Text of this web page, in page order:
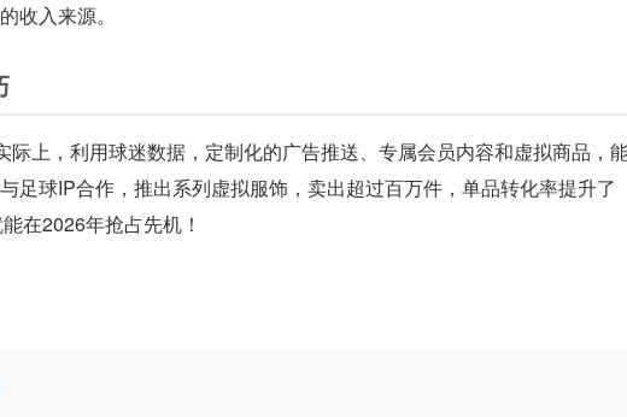
收入来源。
际上，利用球迷数据，定制化的广告推送、专属会员内容和虚拟商品，
足球IP合作，推出系列虚拟服饰，卖出超过百万件，单品转化率提升了
在2026年抢占先机！